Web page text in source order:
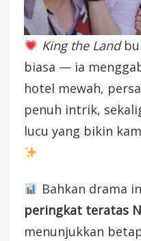
King the Land
biasa — ia
hotel mewah,
penuh intrik,
lucu yang bikin
Bahkan drama
peringkat teratas
menunjukkan